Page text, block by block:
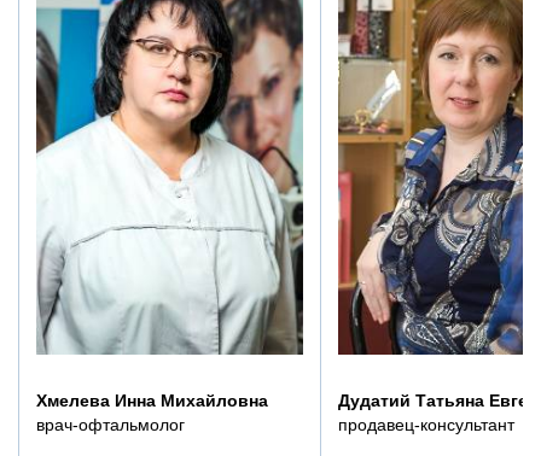
Хмелева Инна Михайловна
врач-офтальмолог
Дудатий Татьяна
продавец-консультант